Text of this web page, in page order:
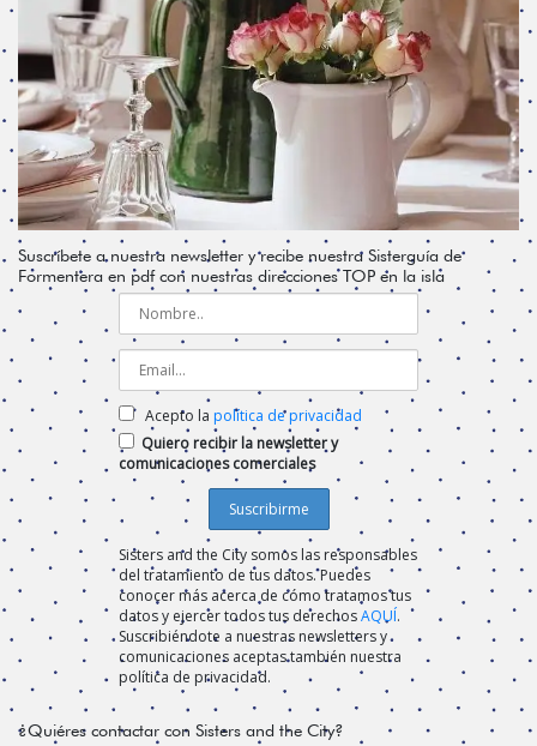
Suscríbete a nuestra newsletter y recibe nuestra Sisterguía de
Formentera en pdf con nuestras direcciones TOP en la isla
Acepto la política de privacidad
Quiero recibir la newsletter y
comunicaciones comerciales
Sisters and the City somos las responsables
del tratamiento de tus datos. Puedes
conocer más acerca de cómo tratamos tus
datos y ejercer todos tus derechosAQUÍ.
Suscribiéndote a nuestras newsletters y
comunicaciones aceptas también nuestra
política de privacidad.
¿Quiéres contactar con Sisters and the City?